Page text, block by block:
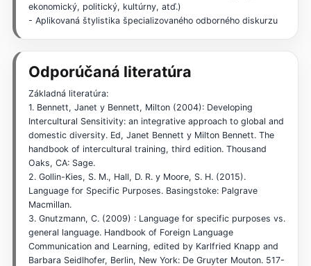
ekonomický, politický, kultúrny, atď.)
- Aplikovaná štylistika špecializovaného odborného diskurzu
Odporúčaná literatúra
Základná literatúra:
1. Bennett, Janet y Bennett, Milton (2004): Developing
Intercultural Sensitivity: an integrative approach to global and
domestic diversity. Ed, Janet Bennett y Milton Bennett. The
handbook of intercultural training, third edition. Thousand
Oaks, CA: Sage.
2. Gollin-Kies, S. M., Hall, D. R. y Moore, S. H. (2015).
Language for Specific Purposes. Basingstoke: Palgrave
Macmillan.
3. Gnutzmann, C. (2009) : Language for specific purposes vs.
general language. Handbook of Foreign Language
Communication and Learning, edited by Karlfried Knapp and
Barbara Seidlhofer, Berlin, New York: De Gruyter Mouton. 517-